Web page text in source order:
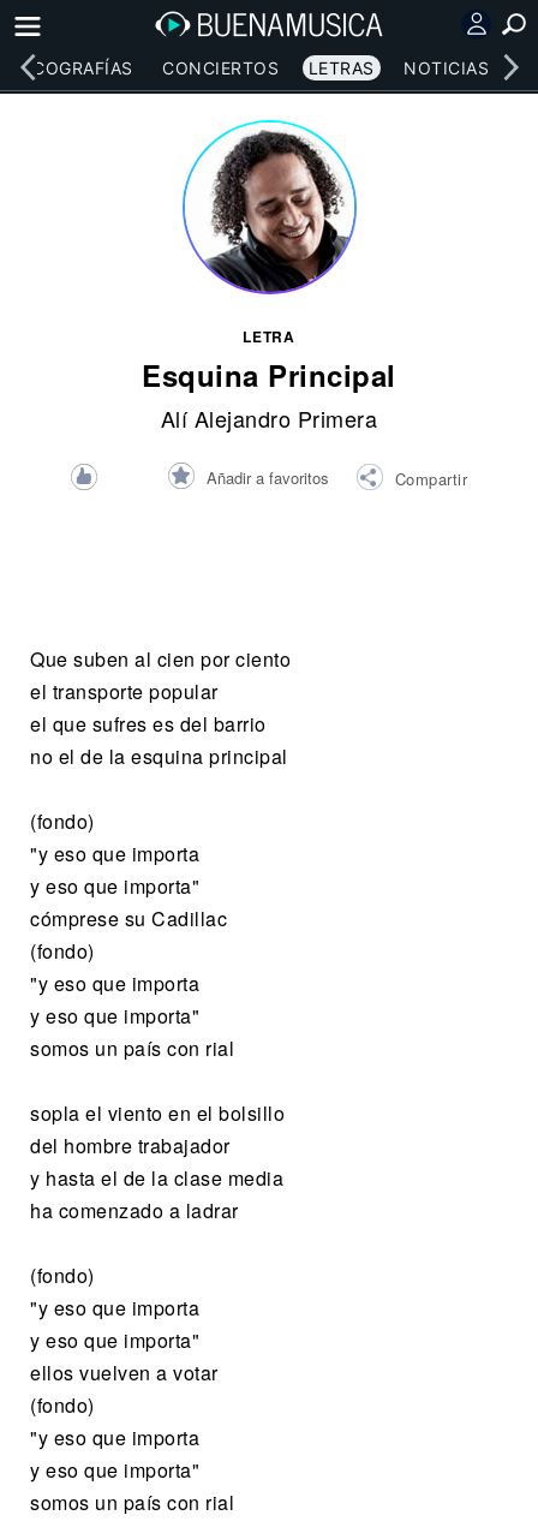
DISCOGRAFÍAS CONCIERTOS LETRAS NOTICIAS
LETRA
Esquina Principal
Alí Alejandro Primera
Añadir a favoritos Compartir
Que suben al cien por ciento
el transporte popular
el que sufres es del barrio
no el de la esquina principal
(fondo)
"y eso que importa
y eso que importa"
cómprese su Cadillac
(fondo)
"y eso que importa
y eso que importa"
somos un país con rial
sopla el viento en el bolsillo
del hombre trabajador
y hasta el de la clase media
ha comenzado a ladrar
(fondo)
"y eso que importa
y eso que importa"
ellos vuelven a votar
(fondo)
"y eso que importa
y eso que importa"
somos un país con rial